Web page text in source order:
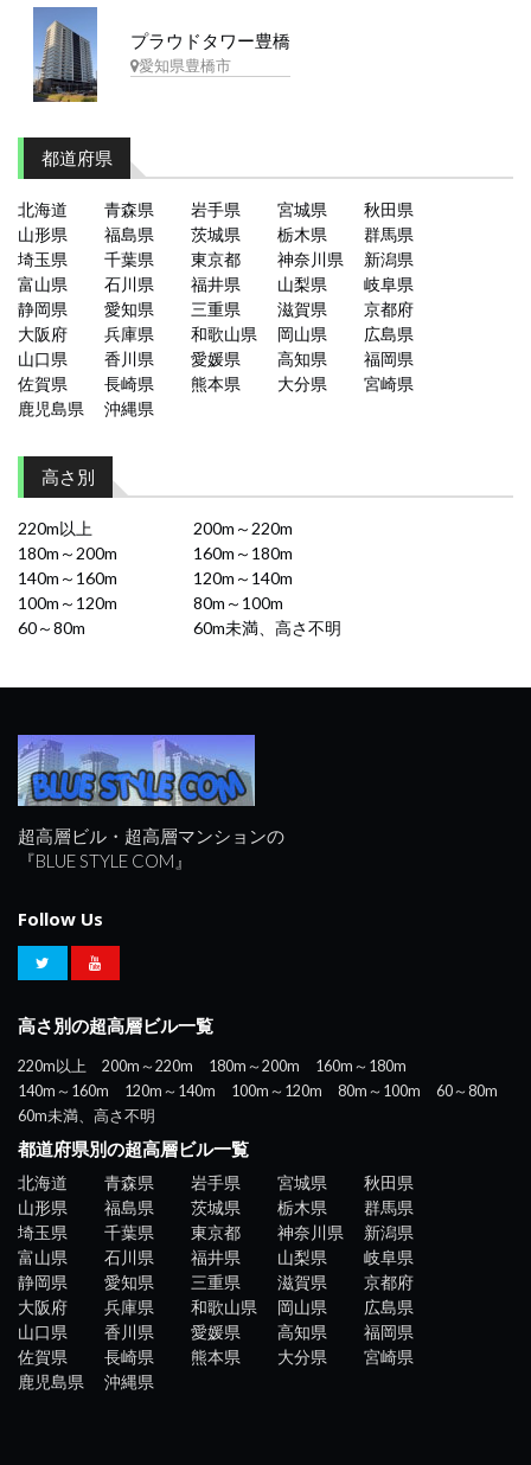
プラウドタワー豊橋
愛知県豊橋市
都道府県
北海道 青森県 岩手県 宮城県
秋田県
山形県
福島県 茨城県 栃木県
群馬県
埼玉県
千葉県 東京都 神奈川県
新潟県
富山県
石川県 福井県 山梨県
岐阜県
静岡県
愛知県 三重県 滋賀県
京都府
大阪府
兵庫県 和歌山県 岡山県
広島県
山口県
香川県 愛媛県 高知県
福岡県
佐賀県
長崎県 熊本県 大分県
宮崎県
鹿児島県
沖縄県
高さ別
220m以上
200m～220m
180m～200m
160m～180m
140m～160m
120m～140m
100m～120m
80m～100m
60～80m
60m未満、高さ不明
超高層ビル・超高層マンションの
『BLUE STYLE COM』
Follow Us
高さ別の超高層ビル一覧
220m以上 200m～220m 180m～200m
160m～180m
140m～160m
120m～140m 100m～120m 80m～100m
60～80m
60m未満、高さ不明
都道府県別の超高層ビル一覧
北海道 青森県 岩手県 宮城県
秋田県
山形県
福島県 茨城県 栃木県
群馬県
埼玉県
千葉県 東京都 神奈川県
新潟県
富山県
石川県 福井県 山梨県
岐阜県
静岡県
愛知県 三重県 滋賀県
京都府
大阪府
兵庫県 和歌山県 岡山県
広島県
山口県
香川県 愛媛県 高知県
福岡県
佐賀県
長崎県 熊本県 大分県
宮崎県
鹿児島県
沖縄県